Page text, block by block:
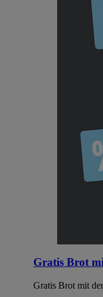
Gratis Brot
Gratis Brot mit